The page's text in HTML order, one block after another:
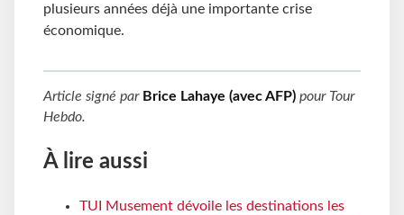
plusieurs années déjà une importante crise
économique.
Article signé par Brice Lahaye (avec AFP) pour Tour
Hebdo.
À lire aussi
TUI Musement dévoile les destinations les